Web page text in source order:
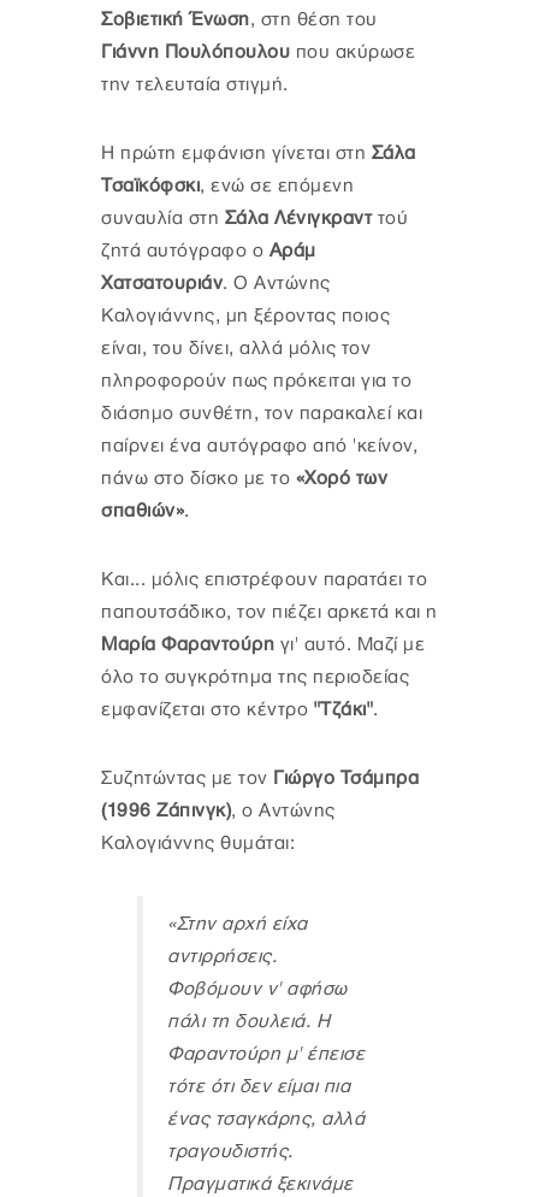
Σοβιετική Ένωση, στη θέση του
Γιάννη Πουλόπουλου που ακύρωσε
την τελευταία στιγμή.
Η πρώτη εμφάνιση γίνεται στη Σάλα
Τσαϊκόφσκι, ενώ σε επόμενη
συναυλία στη Σάλα Λένιγκραντ τού
ζητά αυτόγραφο ο Αράμ
Χατσατουριάν. Ο Αντώνης
Καλογιάννης, μη ξέροντας ποιος
είναι, του δίνει, αλλά μόλις τον
πληροφορούν πως πρόκειται για το
διάσημο συνθέτη, τον παρακαλεί και
παίρνει ένα αυτόγραφο από 'κείνον,
πάνω στο δίσκο με το «Χορό των
σπαθιών».
Και... μόλις επιστρέφουν παρατάει το
παπουτσάδικο, τον πιέζει αρκετά και η
Μαρία Φαραντούρη γι' αυτό. Μαζί με
όλο το συγκρότημα της περιοδείας
εμφανίζεται στο κέντρο "Τζάκι".
Συζητώντας με τον Γιώργο Τσάμπρα
(1996 Ζάπινγκ), ο Αντώνης
Καλογιάννης θυμάται:
«Στην αρχή είχα
αντιρρήσεις.
Φοβόμουν ν' αφήσω
πάλι τη δουλειά. Η
Φαραντούρη μ' έπεισε
τότε ότι δεν είμαι πια
ένας τσαγκάρης, αλλά
τραγουδιστής.
Πραγματικά ξεκινάμε